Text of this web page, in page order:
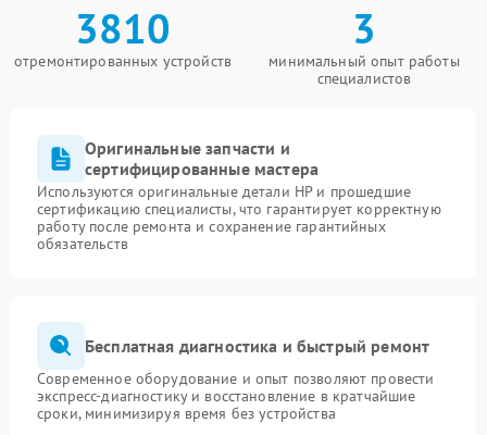
3810
отремонтированных устройств
3
минимальный опыт работы
специалистов
Оригинальные запчасти и
сертифицированные мастера
Используются оригинальные детали HP и прошедшие
сертификацию специалисты, что гарантирует корректную
работу после ремонта и сохранение гарантийных
обязательств
Бесплатная диагностика и быстрый ремонт
Современное оборудование и опыт позволяют провести
экспресс-диагностику и восстановление в кратчайшие
сроки, минимизируя время без устройства